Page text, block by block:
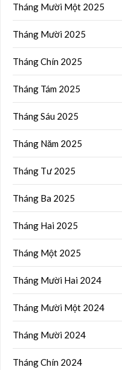
Tháng Mười Một 2025
Tháng Mười 2025
Tháng Chín 2025
Tháng Tám 2025
Tháng Sáu 2025
Tháng Năm 2025
Tháng Tư 2025
Tháng Ba 2025
Tháng Hai 2025
Tháng Một 2025
Tháng Mười Hai 2024
Tháng Mười Một 2024
Tháng Mười 2024
Tháng Chín 2024